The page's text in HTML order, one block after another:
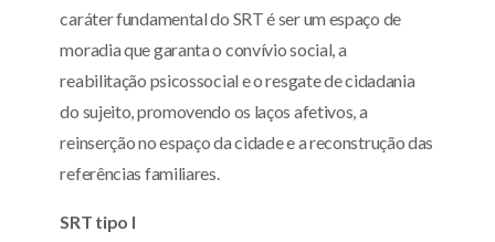
caráter fundamental do SRT é ser um espaço de
moradia que garanta o convívio social, a
reabilitação psicossocial e o resgate de cidadania
do sujeito, promovendo os laços afetivos, a
reinserção no espaço da cidade e a reconstrução das
referências familiares.
SRT tipo I